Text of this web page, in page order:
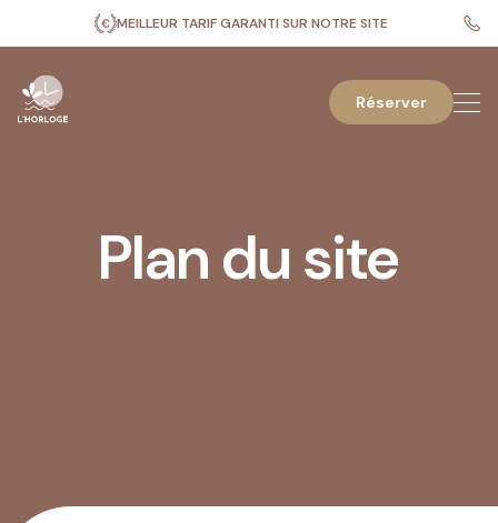
MEILLEUR TARIF GARANTI SUR NOTRE SITE
Réserver
Plan du site